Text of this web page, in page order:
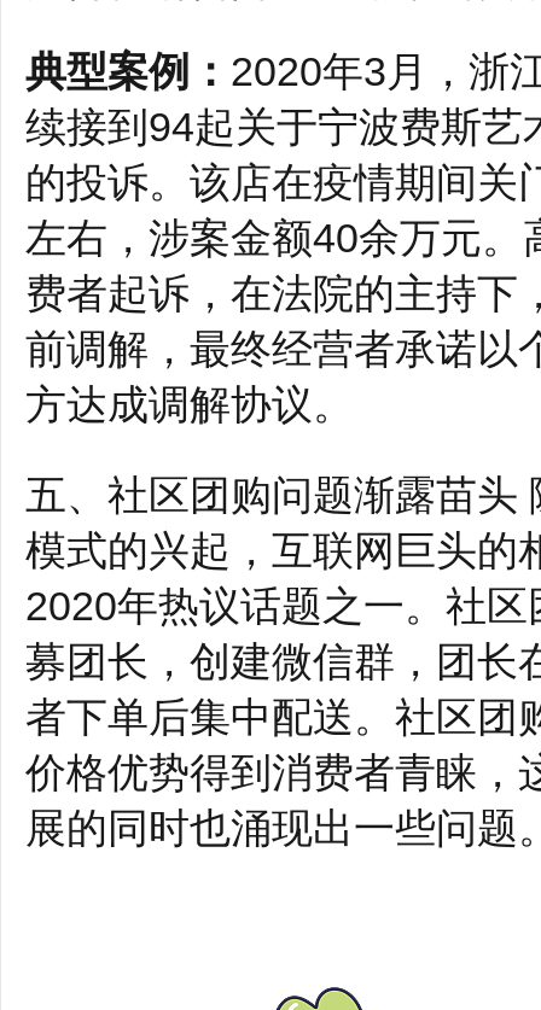
典型案例： 2020年3月，浙
续接到94起关于宁波费斯
的投诉。该店在疫情期间关
左右，涉案金额40余万元
费者起诉，在法院的主持下
前调解，最终经营者承诺以
方达成调解协议。
五、社区团购问题渐露苗头
模式的兴起，互联网巨头的
2020年热议话题之一。社
募团长，创建微信群，团长
者下单后集中配送。社区团
价格优势得到消费者青睐，
展的同时也涌现出一些问题